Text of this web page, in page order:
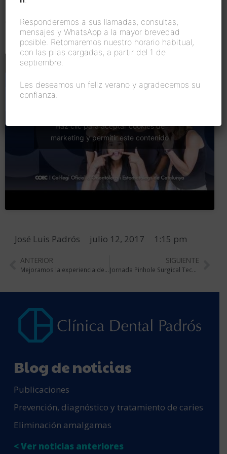
class=»SiteOrigin_Widget_Icon_Widget»]
[/siteorigin_widget]
Haz clic para aceptar cookies de
marketing y permitir este contenido
José Luis Padrós julio 12, 2017 1:15 pm
ANTERIOR
Mejoramos la experiencia de los pacientes con miedo al dentista
SIGUIENTE
Jornada Pinhole Surgical Technique de rejuvenecimiento de encías
Blog de noticias
Publicaciones
Prevención, diagnóstico y tratamiento de caries
Eliminación amalgamas
< Ver noticias anteriores
Responderemos a sus llamadas, consultas,
mensajes y WhatsApp a la mayor brevedad
posible. Retomaremos nuestro horario habitual,
con las pilas cargadas, a partir del 1 de
septiembre.
Les deseamos un feliz verano y agradecemos su
confianza.